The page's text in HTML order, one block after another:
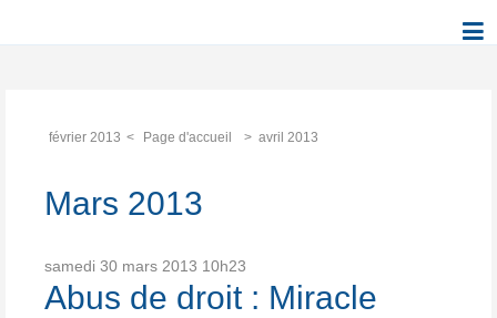
février 2013 Page d'accueil avril 2013
Mars 2013
samedi 30 mars 2013 10h23
Abus de droit : Miracle